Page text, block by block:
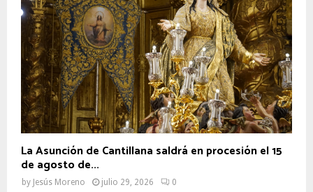
La Asunción de Cantillana saldrá en procesión el 15
de agosto de...
by Jesús Moreno julio 29, 2026 0